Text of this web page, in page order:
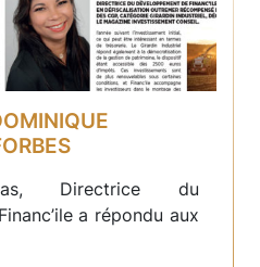
Directrice du
a répondu aux